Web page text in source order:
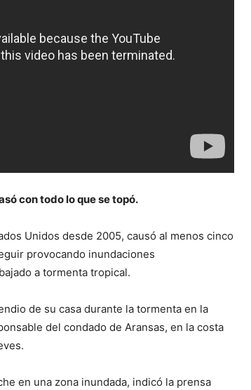
con todo lo que se topó.
Unidos desde 2005, causó al menos cinco
provocando inundaciones
a tormenta tropical.
de su casa durante la tormenta en la
del condado de Aransas, en la costa
en una zona inundada, indicó la prensa